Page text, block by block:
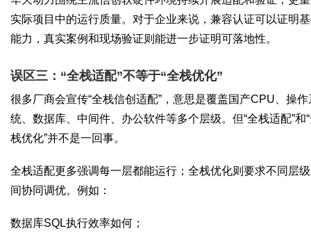
实际项目中的运行质量。对于企业来说，兼容认证可以证明
能力，真实案例和现场验证则能进一步证明可落地性。
误区三：“全栈适配”不等于“全栈优化”
很多厂商会宣传“全栈信创适配”，意思是覆盖国产CPU、操作
统、数据库、中间件、办公软件等多个层级。但“全栈适配”和
栈优化”并不是一回事。
全栈适配更多强调每一层都能运行；全栈优化则要求不同层
间协同调优。例如：
数据库SQL执行效率如何；